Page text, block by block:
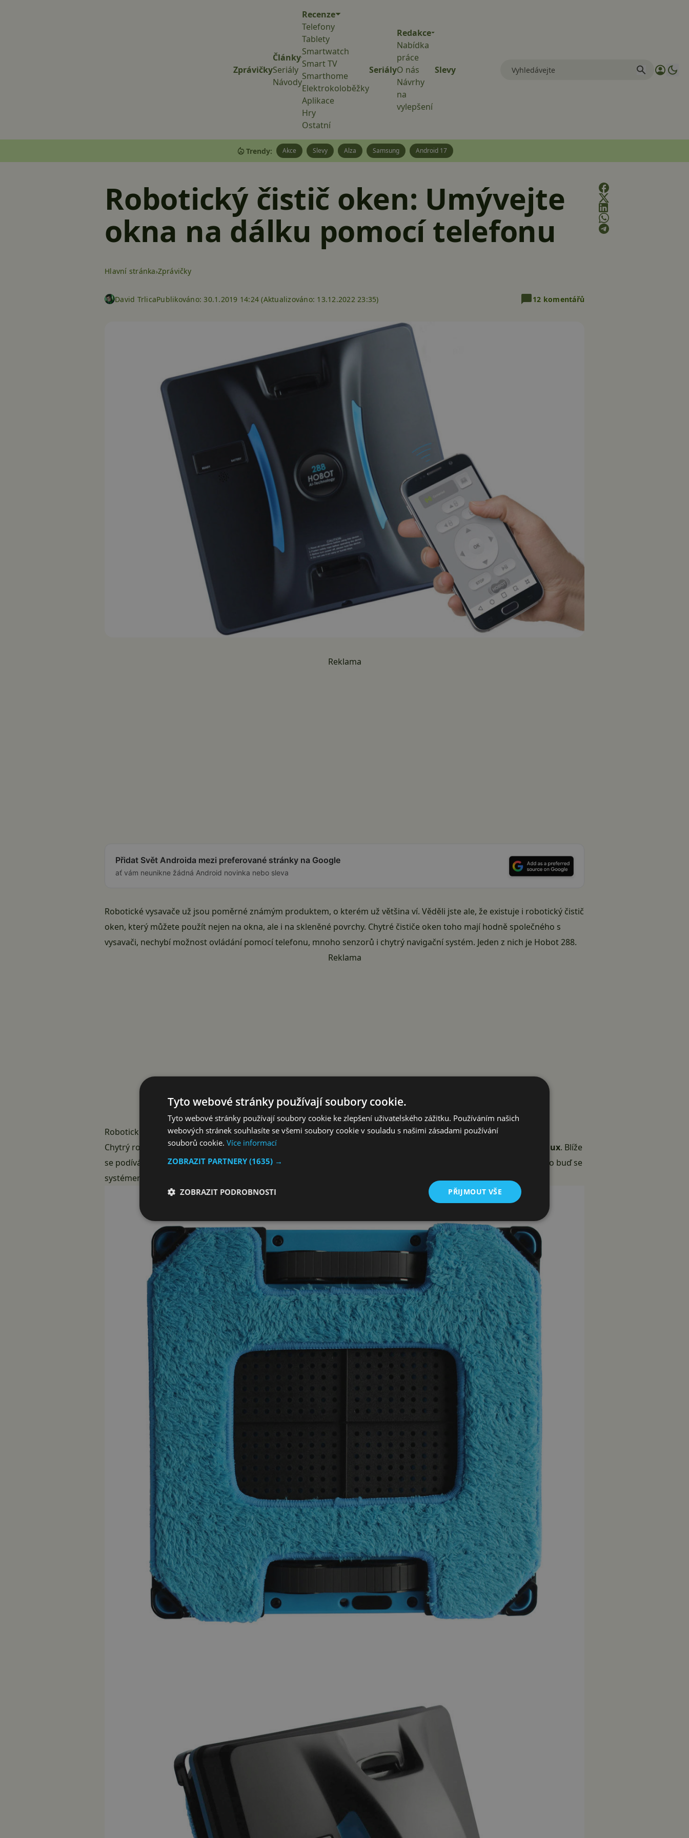
Zprávičky
Články
Seriály
Návody
Recenze
Telefony
Tablety
Smartwatch
Smart TV
Smarthome
Elektrokoloběžky
Aplikace
Hry
Ostatní
Seriály
Redakce
Nabídka
práce
O nás
Návrhy
na
vylepšení
Slevy
Trendy: Akce Slevy Alza Samsung Android 17
Robotický čistič oken: Umývejte
okna na dálku pomocí telefonu
Hlavní stránka Zprávičky
David TrlicaPublikováno:30.1.2019 14:24 (Aktualizováno: 13.12.2022 23:35) 12 komentářů
Reklama
Přidat Svět Androida mezi preferované stránky na Google
ať vám neunikne žádná Android novinka nebo sleva
Robotické vysavače už jsou poměrné známým produktem, o kterém už většina ví. Věděli jste ale, že existuje i robotický čistič
oken, který můžete použít nejen na okna, ale i na skleněné povrchy. Chytré čističe oken toho mají hodně společného s
vysavači, nechybí možnost ovládání pomocí telefonu, mnoho senzorů i chytrý navigační systém. Jeden z nich je Hobot 288.
Reklama
Robotické čističe oken můžete využít i na zrcadla, sprchové kouty, výlohy apod.
Chytrý robotický čistič oken existuje v mnoho variantách. Můžete nalézt výrobce jako
Winbot, Hobot nebo Electrolux. Blíže
se podíváme na robotický čistič Hobot 288. Zajímavé je na něm to, že se
. A to buď se
systémem iOS nebo i Android. K dispozici je i jednoduché
Tyto webové stránky používají soubory cookie.
Tyto webové stránky používají soubory cookie ke zlepšení uživatelského zážitku. Používáním našich
webových stránek souhlasíte se všemi soubory cookie v souladu s našimi zásadami používání
souborů cookie. Více informací
ZOBRAZIT PARTNERY(1635) →
PŘIJMOUT VŠE
ZOBRAZIT PODROBNOSTI